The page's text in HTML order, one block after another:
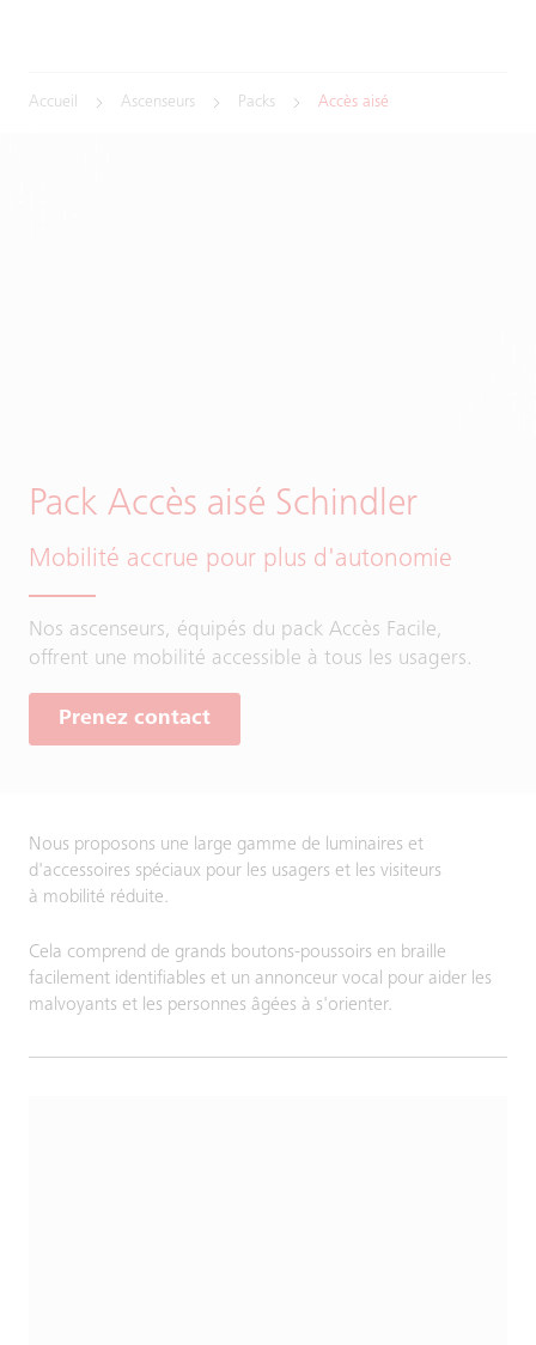
Accueil Ascenseurs Packs Accès aisé
Pack Accès aisé Schindler
Mobilité accrue pour plus d'autonomie
Nos ascenseurs, équipés du pack Accès Facile,
offrent une mobilité accessible à tous les usagers.
Prenez contact
Nous proposons une large gamme de luminaires et
d'accessoires spéciaux pour les usagers et les visiteurs
à mobilité réduite.
Cela comprend de grands boutons-poussoirs en braille
facilement identifiables et un annonceur vocal pour aider les
malvoyants et les personnes âgées à s'orienter.